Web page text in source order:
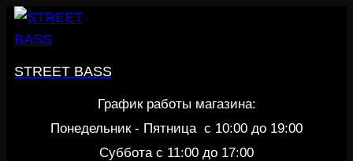
Перейти
STREET BASS
График работы магазина:
Понедельник - Пятница c 10:00 до 19:00
Суббота с 11:00 до 17:00